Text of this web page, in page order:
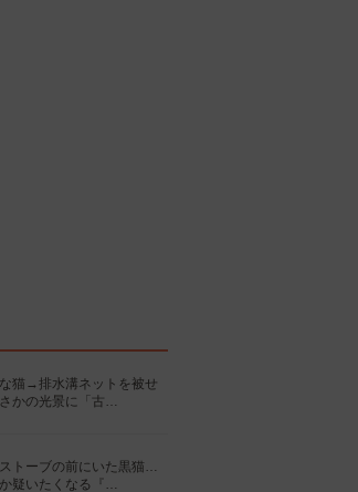
猫→排水溝ネットを被せ
かの光景に「古…
トーブの前にいた黒猫…
疑いたくなる『…